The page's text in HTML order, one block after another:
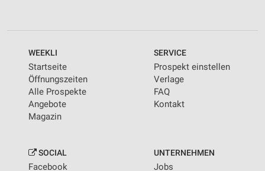
WEEKLI
Startseite
Öffnungszeiten
Alle Prospekte
Angebote
Magazin
SERVICE
Prospekt einstellen
Verlage
FAQ
Kontakt
SOCIAL
Facebook
UNTERNEHMEN
Jobs